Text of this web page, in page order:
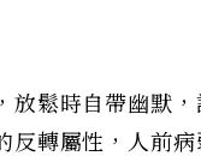
放鬆時自帶幽默
反轉屬性，人前